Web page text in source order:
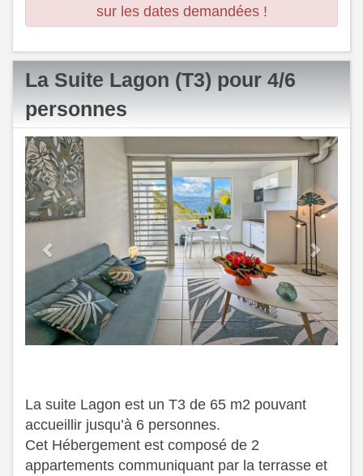
sur les dates demandées !
La Suite Lagon (T3) pour 4/6
personnes
Previous Next
La suite Lagon est un T3 de 65 m2 pouvant
accueillir jusqu’à 6 personnes.
Cet Hébergement est composé de 2
appartements communiquant par la terrasse et